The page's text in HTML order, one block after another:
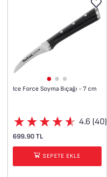
Ice Force Soyma Bıçağı - 7 cm
4.6 (40)
699.90 TL
SEPETE EKLE